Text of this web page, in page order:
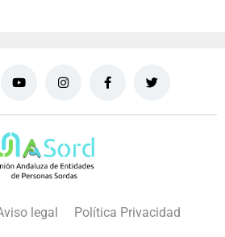
legal
Política Privacidad